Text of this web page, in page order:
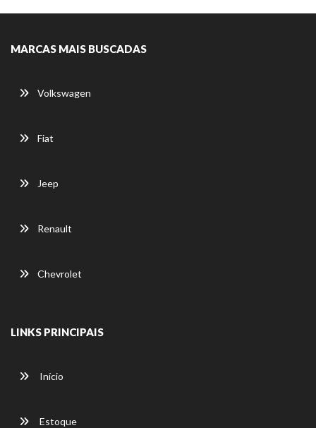
MARCAS MAIS BUSCADAS
Volkswagen
Fiat
Jeep
Renault
Chevrolet
LINKS PRINCIPAIS
Início
Estoque